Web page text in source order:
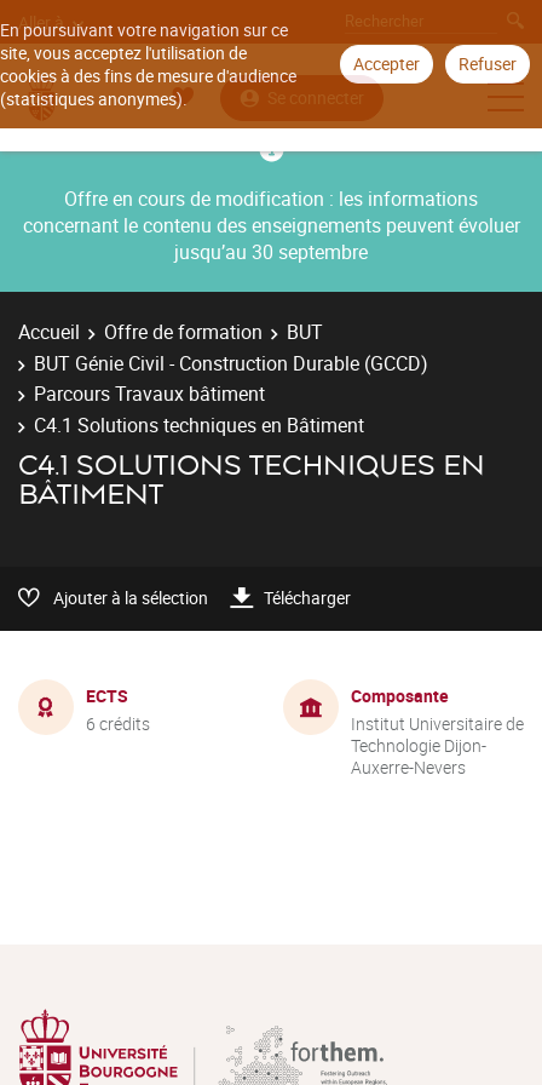
En poursuivant votre navigation sur ce
site, vous acceptez l'utilisation de
cookies à des fins de mesure d'audience
(statistiques anonymes).
Accepter Refuser
Aller à
Se connecter
Offre en cours de modification : les informations
concernant le contenu des enseignements peuvent évoluer
jusqu’au 30 septembre
Accueil Offre de formation
BUT
BUT Génie Civil - Construction Durable (GCCD)
Parcours Travaux bâtiment
C4.1 Solutions techniques en Bâtiment
C4.1 SOLUTIONS TECHNIQUES EN
BÂTIMENT
Ajouter à la sélection Télécharger
ECTS
6 crédits
Composante
Institut Universitaire de
Technologie Dijon-
Auxerre-Nevers